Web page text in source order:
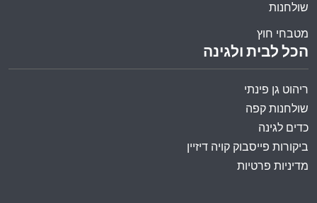
הכל לבית ולגינה
ריהוט גן פינתי
שולחנות קפה
כדים לגינה
ביקורות פייסבוק קויה דיזיין
מדיניות פרטיות
שולחנות
מטבחי חוץ